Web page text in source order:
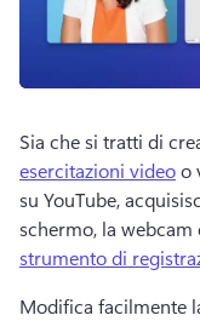
Sia che si tratti di
esercitazioni video o
su YouTube,
schermo, la
strumento di
Modifica facilmente